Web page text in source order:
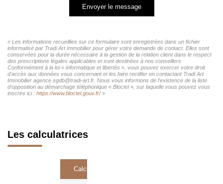
Envoyer le message
« Les informations recueillies sur ce formulaire sont enregistrées dans un fichier
informatisé par Tradi Art Immobilier pour gérer votre demande de contact. Elles sont
conservées pour la durée nécessaire à la gestion de la relation client dans le respect
des prescriptions légales applicables et sont destinées à nos conseillers
Conformément à la loi « informatique et libertés », vous pouvez exercer votre droit
d'accès aux données vous concernant et les faire rectifier en contactant Tradi Art
Immobilier agence.sgdb@tradi-art.fr. Nous vous informons de l'existence de la liste
d'opposition au démarchage téléphonique « Bloctel », sur laquelle vous pouvez vous
inscrire ici : https://www.bloctel.gouv.fr/»
Les calculatrices
Calcul Frais de notaire